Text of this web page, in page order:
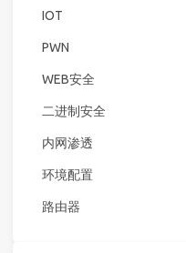
IOT
PWN
WEB安全
二进制安全
内网渗透
环境配置
路由器